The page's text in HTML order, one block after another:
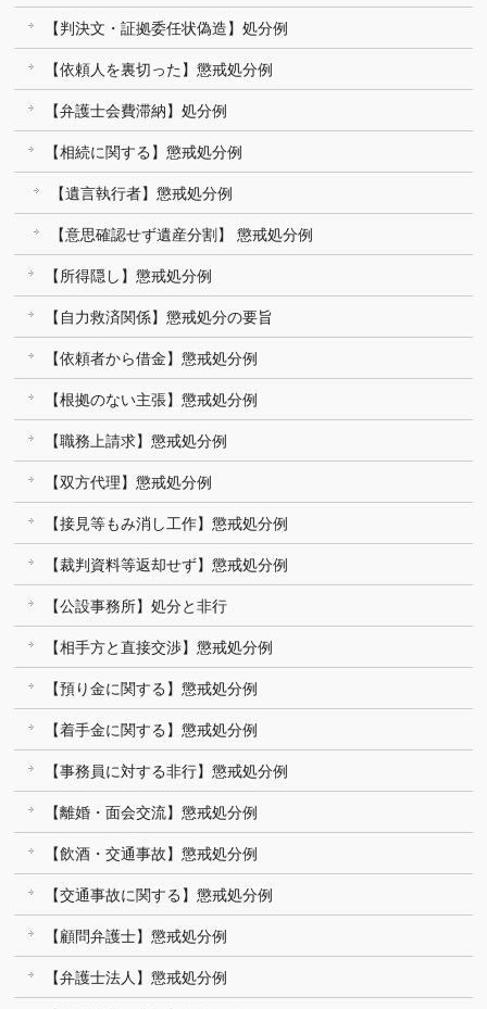
【判決文・証拠委任状偽造】処分例
【依頼人を裏切った】懲戒処分例
【弁護士会費滞納】処分例
【相続に関する】懲戒処分例
【遺言執行者】懲戒処分例
【意思確認せず遺産分割】 懲戒処分例
【所得隠し】懲戒処分例
【自力救済関係】懲戒処分の要旨
【依頼者から借金】懲戒処分例
【根拠のない主張】懲戒処分例
【職務上請求】懲戒処分例
【双方代理】懲戒処分例
【接見等もみ消し工作】懲戒処分例
【裁判資料等返却せず】懲戒処分例
【公設事務所】処分と非行
【相手方と直接交渉】懲戒処分例
【預り金に関する】懲戒処分例
【着手金に関する】懲戒処分例
【事務員に対する非行】懲戒処分例
【離婚・面会交流】懲戒処分例
【飲酒・交通事故】懲戒処分例
【交通事故に関する】懲戒処分例
【顧問弁護士】懲戒処分例
【弁護士法人】懲戒処分例